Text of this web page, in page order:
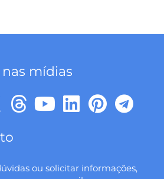
mídias
T
h
Y
o
L
i
P
i
T
e
ou solicitar informações,